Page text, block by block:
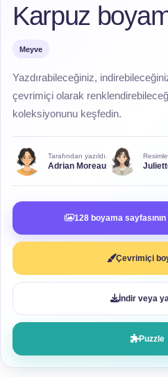
Karpuz
Meyve
Yazdırabileceğiniz,
çevrimiçi olarak
koleksiyonunu keşfedin.
Tarafından yazıldı.
Adrian Moreau
128 boyama sayfasının
Çevrimiçi
İndir veya
Puzzle